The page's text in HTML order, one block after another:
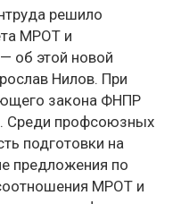
решило
МРОТ и
об этой новой
Нилов. При
закона ФНПР
Среди профсоюзных
подготовки на
предложения по
МРОТ и